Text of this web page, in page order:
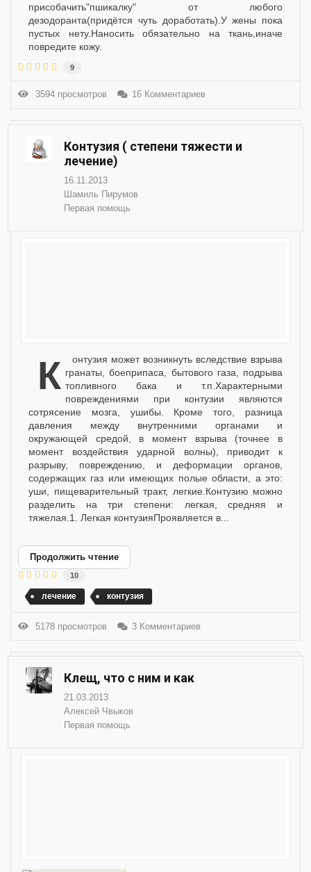
присобачить"пшикалку" от любого
дезодоранта(придётся чуть доработать).У жены пока
пустых нету.Наносить обязательно на ткань,иначе
повредите кожу.
9
3594 просмотров 16 Комментариев
Контузия ( степени тяжести и
лечение)
16.11.2013
Шамиль Пирумов
Первая помощь
Контузия может возникнуть вследствие взрыва гранаты, боеприпаса, бытового газа, подрыва
топливного бака и т.п.Характерными
повреждениями при контузии являются
сотрясение мозга, ушибы. Кроме того, разница
давления между внутренними органами и
окружающей средой, в момент взрыва (точнее в
момент воздействия ударной волны), приводит к
разрыву, повреждению, и деформации органов,
содержащих газ или имеющих полые области, а это:
уши, пищеварительный тракт, легкие.Контузию можно
разделить на три степени: легкая, средняя и
тяжелая.1. Легкая контузияПроявляется в...
Продолжить чтение
10
лечение контузия
5178 просмотров 3 Комментариев
Клещ, что с ним и как
21.03.2013
Алексей Чвыков
Первая помощь